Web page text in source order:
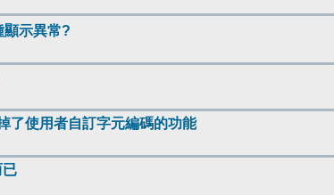
顯示異常?
了使用者自訂字元編碼的功能
已